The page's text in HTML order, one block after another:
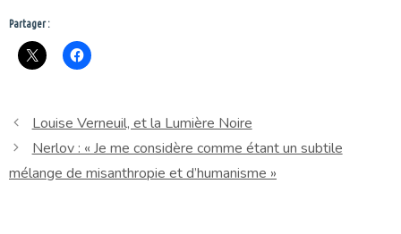
Partager :
Louise Verneuil, et la Lumière Noire
Nerlov : « Je me considère comme étant un subtile
mélange de misanthropie et d’humanisme »